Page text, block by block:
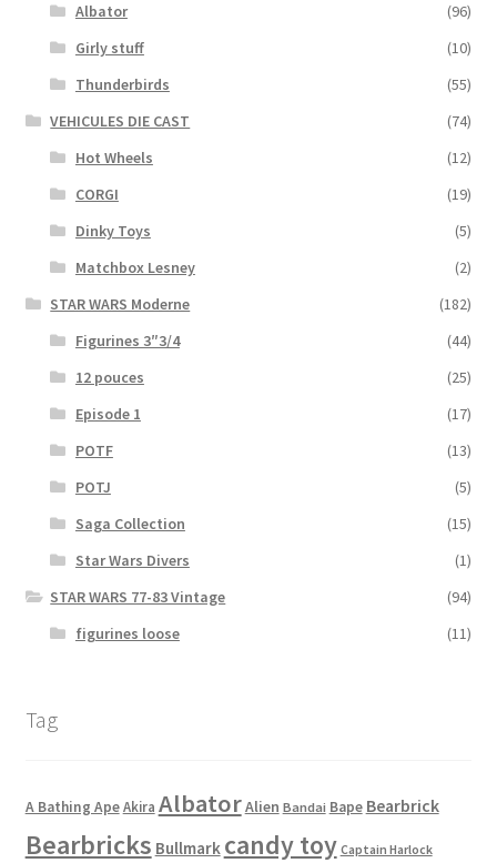
Albator
(96)
Girly stuff
(10)
Thunderbirds
(55)
VEHICULES DIE CAST
(74)
Hot Wheels
(12)
CORGI
(19)
Dinky Toys
(5)
Matchbox Lesney
(2)
STAR WARS Moderne
(182)
Figurines 3″3/4
(44)
12 pouces
(25)
Episode 1
(17)
POTF
(13)
POTJ
(5)
Saga Collection
(15)
Star Wars Divers
(1)
STAR WARS 77-83 Vintage
(94)
figurines loose
(11)
Tag
A Bathing Ape Akira AlbatorAlien Bandai Bape Bearbrick
Bearbricks Bullmark candy toy Captain Harlock